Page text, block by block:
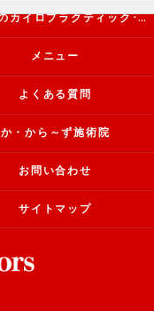
高松市のカイロプラクティック･か・から～ず施術院のお客様の声
メニュー
よくある質問
か・から～ず施術院
お問い合わせ
サイトマップ